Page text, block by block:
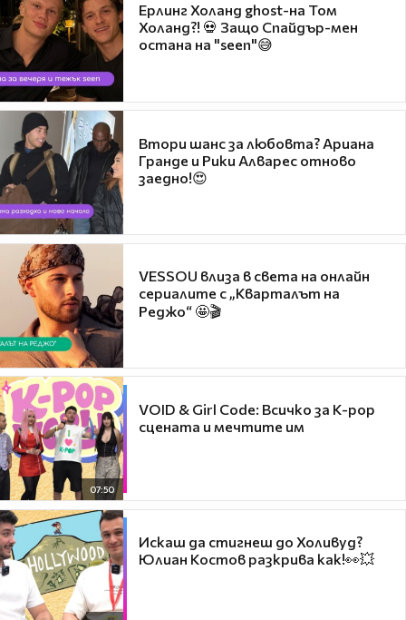
Ерлинг Холанд ghost-на Том
Холанд?! 💀 Защо Спайдър-мен
остана на "seen"😅
Втори шанс за любовта? Ариана
Гранде и Рики Алварес отново
заедно!😍
VESSOU влиза в света на онлайн
сериалите с „Кварталът на
Реджо“ 🤩🎬
07:50
VOID & Girl Code: Всичко за K-pop
сцената и мечтите им
Искаш да стигнеш до Холивуд?
Юлиан Костов разкрива как!👀💥